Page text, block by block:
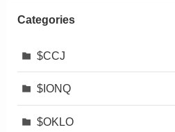
Categories
$CCJ
$IONQ
$OKLO